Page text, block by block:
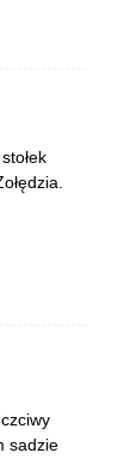
sadzie